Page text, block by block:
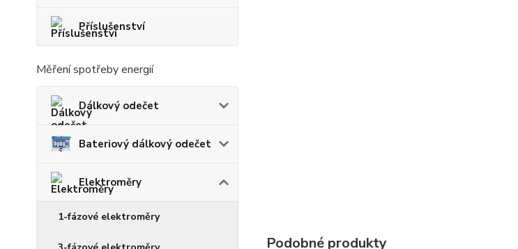
Příslušenství
Měření spotřeby energií
Dálkový odečet
Bateriový dálkový odečet
Elektroměry
1-fázové elektroměry
Podobné produkty